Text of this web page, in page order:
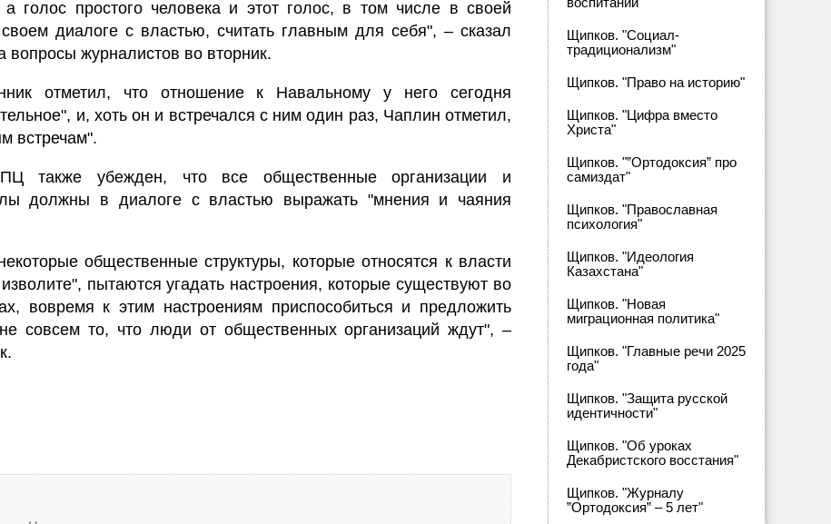
голос простого человека и этот голос, в том числе в своей
диалоге с властью, считать главным для себя", – сказал
вопросы журналистов во вторник.
отметил, что отношение к Навальному у него сегодня
и, хоть он и встречался с ним один раз, Чаплин отметил,
встречам".
также убежден, что все общественные организации и
должны в диалоге с властью выражать "мнения и чаяния
общественные структуры, которые относятся к власти
пытаются угадать настроения, которые существуют во
вовремя к этим настроениям приспособиться и предложить
совсем то, что люди от общественных организаций ждут", –
Щипков. "Социал-
традиционализм"
Щипков. "Право на историю"
Щипков. "Цифра вместо
Христа"
Щипков. "”Ортодоксия” про
самиздат"
Щипков. "Православная
психология"
Щипков. "Идеология
Казахстана"
Щипков. "Новая
миграционная политика"
Щипков. "Главные речи 2025
года"
Щипков. "Защита русской
идентичности"
Щипков. "Об уроках
Декабристского восстания"
Щипков. "Журналу
”Ортодоксия” – 5 лет"